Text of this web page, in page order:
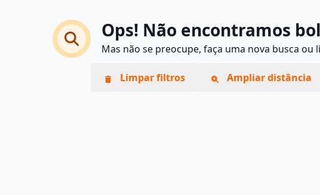
Ops! Não encontramos
Mas não se preocupe, faça uma nova busca
Limpar filtros Ampliar distância